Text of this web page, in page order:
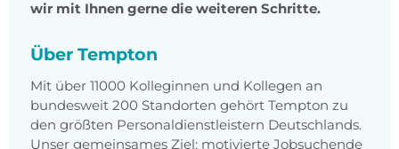
wir mit Ihnen gerne die weiteren Schritte.
Über Tempton
Mit über 11000 Kolleginnen und Kollegen an
bundesweit 200 Standorten gehört Tempton zu
den größten Personaldienstleistern Deutschlands.
Unser gemeinsames Ziel: motivierte Jobsuchende